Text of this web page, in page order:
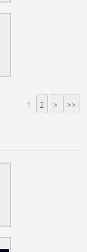
1 2 > >>